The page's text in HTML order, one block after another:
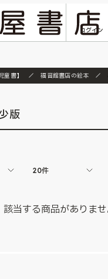
『ONE PIECE magazine 021 ONE PIECEカード付き同梱版』発売延期のご案内
ログイン
童書】 福音館書店の絵本
版
20件
該当する商品がありませ